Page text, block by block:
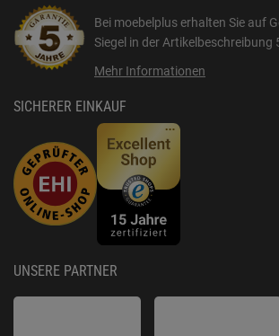
Bei moebelplus erhalten Sie auf
Siegel in der Artikelbeschreibung
Mehr Informationen
SICHERER EINKAUF
UNSERE PARTNER